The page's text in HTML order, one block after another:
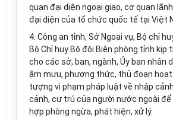
quan đại diện ngoại giao, cơ quan
đại diện của tổ chức quốc tế tại Việt
4. Công an tỉnh, Sở Ngoại vụ, Bộ chỉ
Bộ Chỉ huy Bộ đội Biên phòng tỉnh kịp
cho các sở, ban, ngành, Ủy ban nhân
âm mưu, phương thức, thủ đoạn
tượng vi phạm pháp luật về nhập
cảnh, cư trú của người nước ngoài để
hợp phòng ngừa, phát hiện, xử lý.